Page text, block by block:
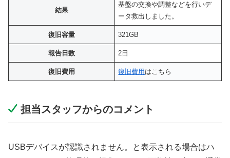
結果
基盤の交換や調整などを行いデ
ータ救出しました。
復旧容量 321GB
報告日数 2日
復旧費用 復旧費用 はこちら
担当スタッフからのコメント
USBデバイスが認識されません。と表示される場合はハ